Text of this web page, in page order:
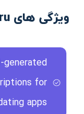
ویژگی های Tinderguru
generated
for
apps